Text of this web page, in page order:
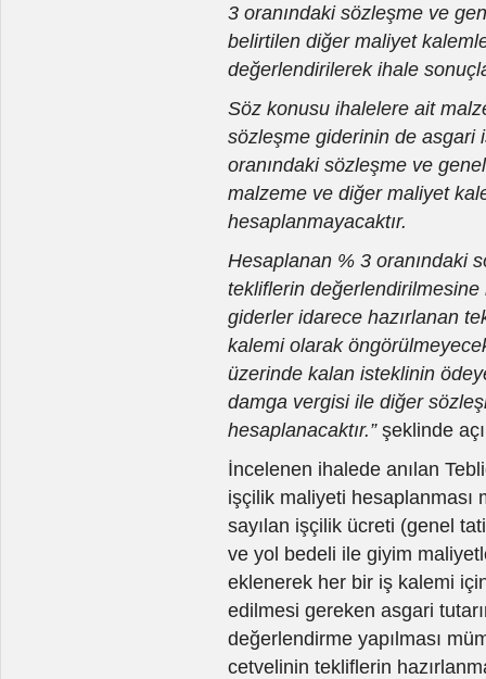
3 oranındaki sözleşme ve
belirtilen diğer maliyet
değerlendirilerek ihale
Söz konusu ihalelere ait
sözleşme giderinin de asgari
oranındaki sözleşme ve
malzeme ve diğer maliyet
hesaplanmayacaktır.
Hesaplanan % 3 oranındaki
tekliflerin
giderler idarece hazırlanan
kalemi olarak
üzerinde kalan isteklinin
damga vergisi ile diğer
hesaplanacaktır.”şeklinde
İncelenen ihalede anılan
işçilik maliyeti hesaplanması
sayılan işçilik ücreti (genel
ve yol bedeli ile giyim
eklenerek her bir iş kalemi
edilmesi gereken asgari
değerlendirme yapılması
cetvelinin tekliflerin